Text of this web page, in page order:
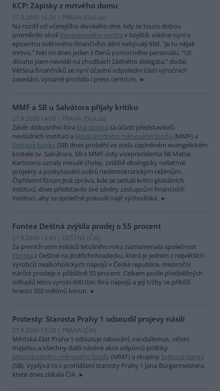
KCP: Zápisky z mrtvého domu
27.9.2000 16:30 | PRAHA (EkoList)
Na rozdíl od včerejšího divokého dne, kdy se touto dobou
proměnilo okolí Kongresového centra v bojiště, vládne nyní v
epicentru světového finančního dění nebývalý klid. "Je tu nějak
mrtvo," řekl mi dnes jeden z členů pomocného personálu. "Už
dlouho jsem neviděl na chodbách žádného delegáta," dodal.
Většina finančníků se nyní účastní odpolední části výročních
zasedání. Výrazně prořídlo i press centrum.
MMF a SB u Salvátora přijaly kritiku
27.9.2000 14:00 | PRAHA (EkoList)
Závěr diskusního fóra Jiná zpráva za účasti představitelů
nevládních institucí a Mezinárodního měnového fondu (MMF) a
Světové banky (SB) dnes proběhl ve zcela zaplněném evangelickém
kostele sv. Salvátora. SB a MMF ústy viceprezidenta SB Matse
Karlssona uznaly minulé chyby, zvláště ekologicky nešetrné
projekty a poskytování uvěrů nedemokratickým režimům.
Čtyřdenní fórum Jiná zpráva, kde se setkali kritici globálních
institucí, dnes představilo své závěry zástupcům finančních
institucí, aby se společně pokusili najít východiska.
Fontea Deštná zvýšila prodej o 55 procent
27.9.2000 13:45 | DEŠTNÁ (ČIA)
Za prvních osm měsíců letošního roku zaznamenala společnost
Fontea z Deštné na Jindřichohradecku, která je jedním z největších
výrobců nealkoholických nápojů v České republice, meziroční
nárůst prodeje o přibližně 55 procent. Celkem podle předběžných
odhadů letos vyrobí 600 tisíc litrů nápojů a její tržby se přiblíží
hranici 350 miliónů korun.
Protesty: Starosta Prahy 1 odsoudil projevy násilí
27.9.2000 13:20 | PRAHA (ČIA)
Městská část Praha 1 odsuzuje rabování, vandalismus, ničení
majetku a všechny další násilné akce odpůrců politiky
Mezinárodního měnového fondu (MMF) a skupiny Světové banky
(SB). Vyplývá to z prohlášení starosty Prahy 1 Jana Bürgermeistera,
které dnes získala ČIA.